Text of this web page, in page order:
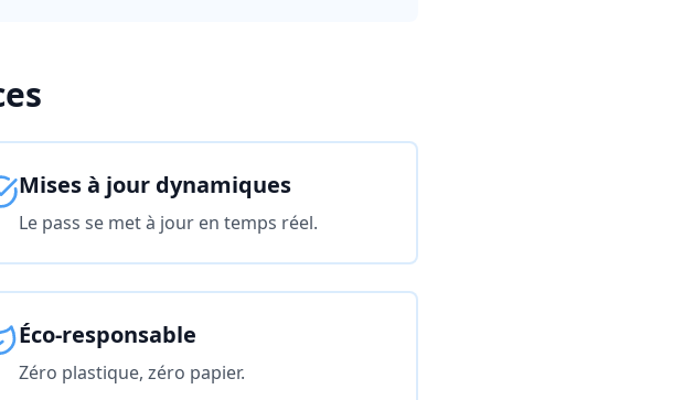
Mises à jour dynamiques
Le pass se met à jour en temps réel.
Éco-responsable
Zéro plastique, zéro papier.